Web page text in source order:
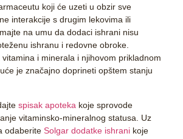
koji će uzeti u obzir sve
interakcije s drugim lekovima ili
na umu da dodaci ishrani nisu
ishranu i redovne obroke.
i minerala i njihovom prikladnom
je značajno doprineti opštem stanju
spisak apoteka koje sprovode
vitaminsko-mineralnog statusa. Uz
odaberiteSolgar dodatke ishrani koje